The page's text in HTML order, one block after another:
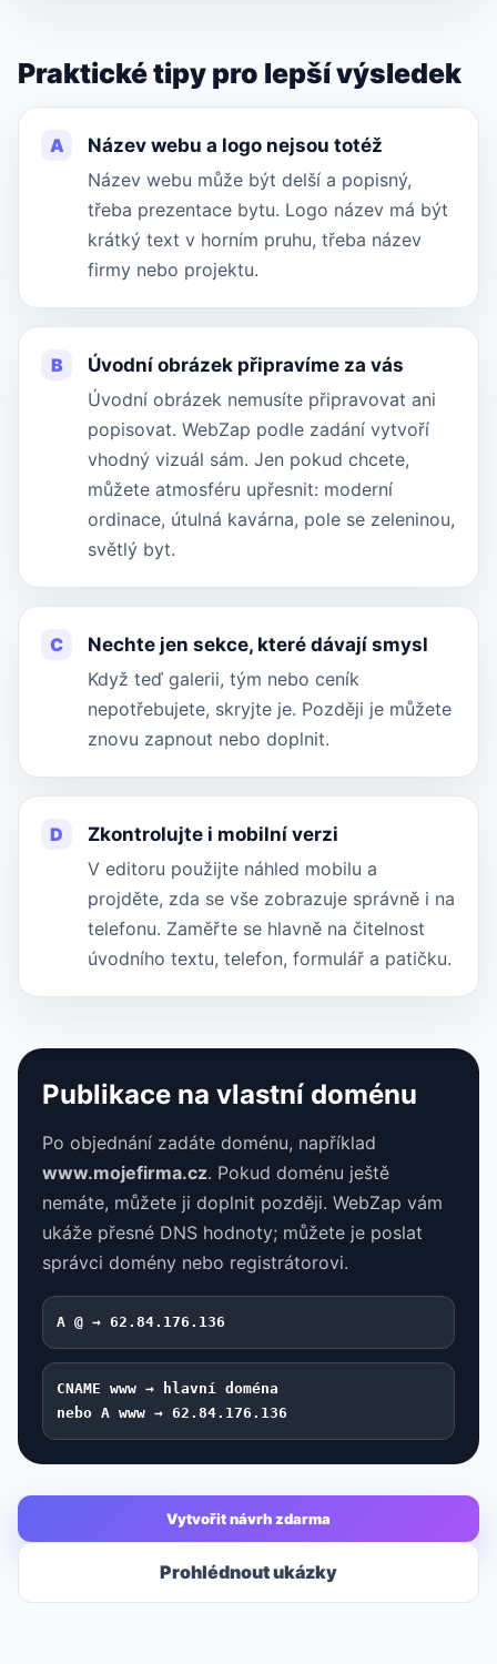
Praktické tipy pro lepší výsledek
A
Název webu a logo nejsou totéž
Název webu může být delší a popisný,
třeba prezentace bytu. Logo název má být
krátký text v horním pruhu, třeba název
firmy nebo projektu.
B
Úvodní obrázek připravíme za vás
Úvodní obrázek nemusíte připravovat ani
popisovat. WebZap podle zadání vytvoří
vhodný vizuál sám. Jen pokud chcete,
můžete atmosféru upřesnit: moderní
ordinace, útulná kavárna, pole se zeleninou,
světlý byt.
C
Nechte jen sekce, které dávají smysl
Když teď galerii, tým nebo ceník
nepotřebujete, skryjte je. Později je můžete
znovu zapnout nebo doplnit.
D
Zkontrolujte i mobilní verzi
V editoru použijte náhled mobilu a
projděte, zda se vše zobrazuje správně i na
telefonu. Zaměřte se hlavně na čitelnost
úvodního textu, telefon, formulář a patičku.
Publikace na vlastní doménu
Po objednání zadáte doménu, například
www.mojefirma.cz. Pokud doménu ještě
nemáte, můžete ji doplnit později. WebZap vám
ukáže přesné DNS hodnoty; můžete je poslat
správci domény nebo registrátorovi.
A @ → 62.84.176.136
CNAME www → hlavní doména
nebo A www → 62.84.176.136
Vytvořit návrh zdarma
Prohlédnout ukázky